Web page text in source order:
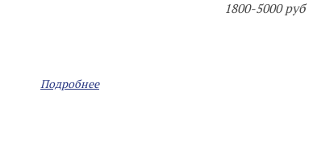
Подробнее
1800-5000 руб